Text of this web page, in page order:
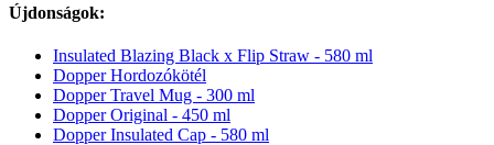
Újdonságok:
Insulated Blazing Black x Flip Straw - 580 ml
Dopper Hordozókötél
Dopper Travel Mug - 300 ml
Dopper Original - 450 ml
Dopper Insulated Cap - 580 ml